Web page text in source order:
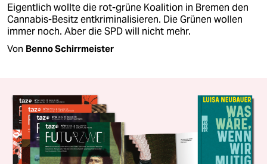
Eigentlich wollte die rot-grüne Koalition in Bremen den
Cannabis-Besitz entkriminalisieren. Die Grünen wollen
immer noch. Aber die SPD will nicht mehr.
Von Benno Schirrmeister